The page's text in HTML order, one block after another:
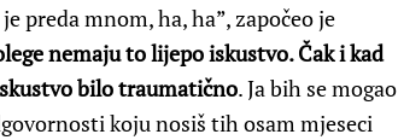
preda mnom, ha, ha”, započeo je
nemaju to lijepo iskustvo. Čak i kad
bilo traumatično. Ja bih se mogao
koju nosiš tih osam mjeseci